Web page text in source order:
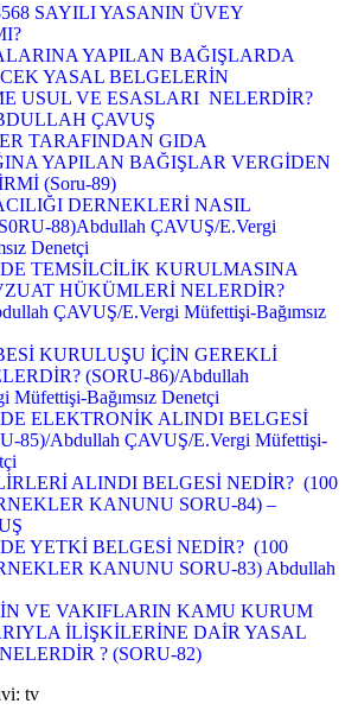
SAYILI YASANIN ÜVEY
YAPILAN BAĞIŞLARDA
YASAL BELGELERİN
USUL VE ESASLARI NELERDİR?
ÇAVUŞ
TARAFINDAN GIDA
YAPILAN BAĞIŞLAR VERGİDEN
(Soru-89)
DERNEKLERİ NASIL
88)Abdullah ÇAVUŞ/E.Vergi
Denetçi
TEMSİLCİLİK KURULMASINA
HÜKÜMLERİ NELERDİR?
ÇAVUŞ/E.Vergi Müfettişi-Bağımsız
KURULUŞU İÇİN GEREKLİ
(SORU-86)/Abdullah
Müfettişi-Bağımsız Denetçi
ELEKTRONİK ALINDI BELGESİ
85)/Abdullah ÇAVUŞ/E.Vergi Müfettişi-
ALINDI BELGESİ NEDİR? (100
KANUNU SORU-84) –
YETKİ BELGESİ NEDİR? (100
KANUNU SORU-83) Abdullah
VE VAKIFLARIN KAMU KURUM
İLİŞKİLERİNE DAİR YASAL
? (SORU-82)
tv